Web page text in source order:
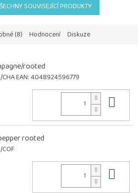
SOUVISEJÍCÍ PRODUKTY
(8) Hodnocení Diskuze
rooted
EAN:4048924596779
rooted